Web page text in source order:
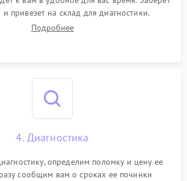
привезет на склад для диагностики.
Подробнее
4. Диагностика
определим поломку и цену ее
сообщим вам о сроках ее починки